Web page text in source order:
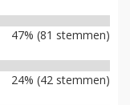
47% (81 stemmen)
24% (42 stemmen)